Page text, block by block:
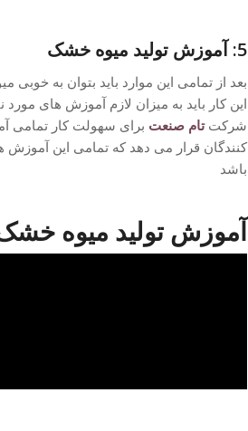
5: آموزش تولید میوه خشک
بعد از تمامی این موارد باید بتوان به
این کار باید به میزان لازم آموزش های
شرکتتام صنعت برای سهولت کار تمامی
کنندگان قرار می دهد که تمامی این
باشد
آموزش تولید میوه